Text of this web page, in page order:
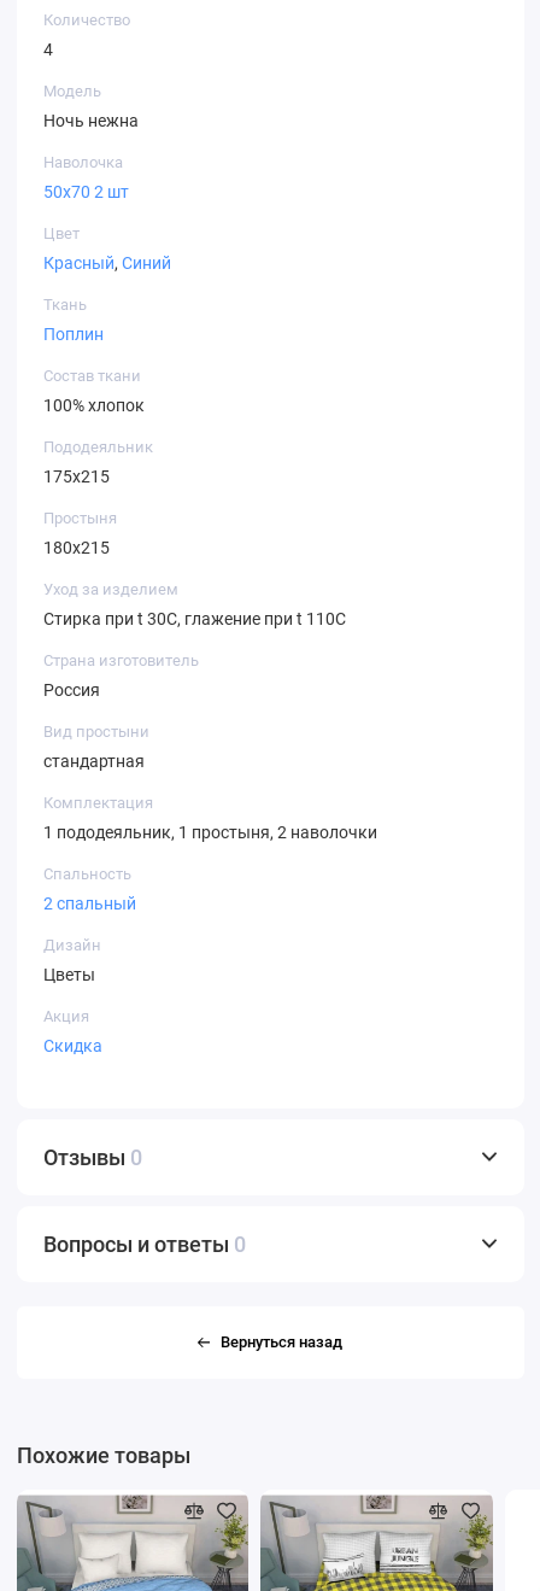
Количество
4
Модель
Ночь нежна
Наволочка
50х70 2 шт
Цвет
Красный, Синий
Ткань
Поплин
Состав ткани
100% хлопок
Пододеяльник
175х215
Простыня
180х215
Уход за изделием
Стирка при t 30С, глажение при t 110С
Страна изготовитель
Россия
Вид простыни
стандартная
Комплектация
1 пододеяльник, 1 простыня, 2 наволочки
Спальность
2 спальный
Дизайн
Цветы
Акция
Скидка
Отзывы 0
Вопросы и ответы 0
Вернуться назад
Похожие товары